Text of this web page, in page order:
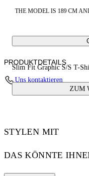
THE MODEL IS 189 CM
Slim Fit Graphic S/S T-
ZUM
PRODUKTDETAILS
100% Cotton
Uns kontaktieren
STYLEN MIT
DAS KÖNNTE